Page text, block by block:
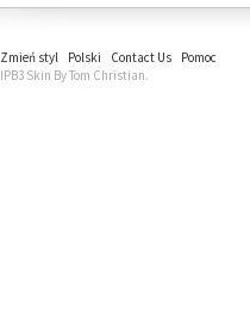
Zmień styl Polski Contact Us
Pomoc
IPB3 Skin By Tom Christian.